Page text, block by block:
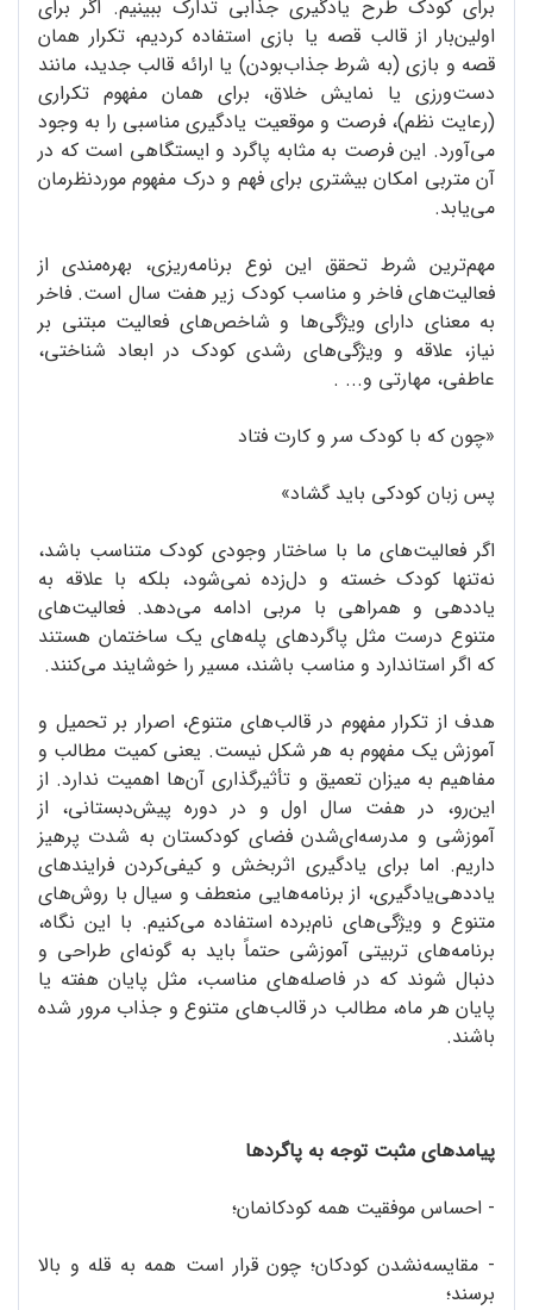
برای کودک طرح یادگیری جذابی تدارک ببینیم. اگر برای
اولین‌بار از قالب قصه یا بازی استفاده کردیم، تکرار همان
قصه و بازی (به شرط جذاب‌بودن) یا ارائه قالب جدید، مانند
دست‌ورزی یا نمایش خلاق، برای همان مفهوم تکراری
(رعایت نظم)، فرصت و موقعیت یادگیری مناسبی را به وجود
می‌آورد. این فرصت به مثابه پاگرد و ایستگاهی است که در
آن متربی امکان بیشتری برای فهم و درک مفهوم موردنظرمان
می‌یابد.
مهم‌ترین شرط تحقق این نوع برنامه‌ریزی، بهره‌مندی از
فعالیت‌های فاخر و مناسب کودک زیر هفت سال است. فاخر
به معنای دارای ویژگی‌ها و شاخص‌های فعالیت مبتنی بر
نیاز، علاقه و ویژگی‌های رشدی کودک در ابعاد شناختی،
عاطفی، مهارتی و... .
«چون که با کودک سر و کارت فتاد
پس زبان کودکی باید گشاد»
اگر فعالیت‌های ما با ساختار وجودی کودک متناسب باشد،
نه‌تنها کودک خسته و دل‌زده نمی‌شود، بلکه با علاقه به
یاددهی و همراهی با مربی ادامه می‌دهد. فعالیت‌های
متنوع درست مثل پاگردهای پله‌های یک ساختمان هستند
که اگر استاندارد و مناسب باشند، مسیر را خوشایند می‌کنند.
هدف از تکرار مفهوم در قالب‌های متنوع، اصرار بر تحمیل و
آموزش یک مفهوم به هر شکل نیست. یعنی کمیت مطالب و
مفاهیم به میزان تعمیق و تأثیرگذاری آن‌ها اهمیت ندارد. از
این‌رو، در هفت سال اول و در دوره پیش‌دبستانی، از
آموزشی و مدرسه‌ای‌شدن فضای کودکستان به شدت پرهیز
داریم. اما برای یادگیری اثربخش و کیفی‌کردن فرایندهای
یاددهی‌یادگیری، از برنامه‌هایی منعطف و سیال با روش‌های
متنوع و ویژگی‌های نام‌برده استفاده می‌کنیم. با این نگاه،
برنامه‌های تربیتی آموزشی حتماً باید به گونه‌ای طراحی و
دنبال شوند که در فاصله‌های مناسب، مثل پایان هفته یا
پایان هر ماه، مطالب در قالب‌های متنوع و جذاب مرور شده
باشند.
پیامدهای مثبت توجه به پاگردها
- احساس موفقیت همه کودکانمان؛
- مقایسه‌نشدن کودکان؛ چون قرار است همه به قله و بالا
برسند؛